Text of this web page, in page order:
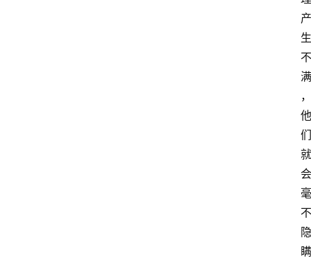
产
生
不
满
，
他
们
就
会
毫
不
隐
瞒